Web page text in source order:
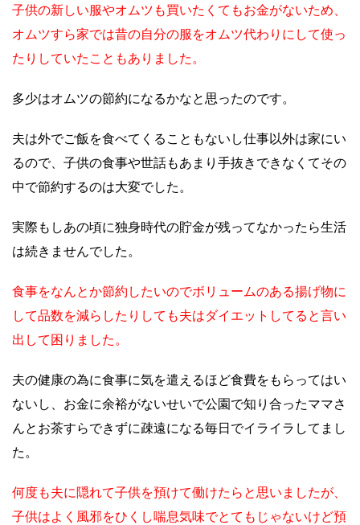
子供の新しい服やオムツも買いたくてもお金がないため、
オムツすら家では昔の自分の服をオムツ代わりにして使っ
たりしていたこともありました。
多少はオムツの節約になるかなと思ったのです。
夫は外でご飯を食べてくることもないし仕事以外は家にい
るので、子供の食事や世話もあまり手抜きできなくてその
中で節約するのは大変でした。
実際もしあの頃に独身時代の貯金が残ってなかったら生活
は続きませんでした。
食事をなんとか節約したいのでボリュームのある揚げ物に
して品数を減らしたりしても夫はダイエットしてると言い
出して困りました。
夫の健康の為に食事に気を遣えるほど食費をもらってはい
ないし、お金に余裕がないせいで公園で知り合ったママさ
んとお茶すらできずに疎遠になる毎日でイライラしてまし
た。
何度も夫に隠れて子供を預けて働けたらと思いましたが、
子供はよく風邪をひくし喘息気味でとてもじゃないけど預